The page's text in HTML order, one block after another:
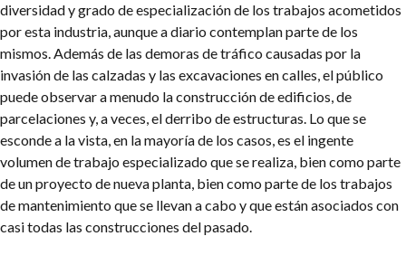
diversidad y grado de especialización de los trabajos acometidos
por esta industria, aunque a diario contemplan parte de los
mismos. Además de las demoras de tráfico causadas por la
invasión de las calzadas y las excavaciones en calles, el público
puede observar a menudo la construcción de edificios, de
parcelaciones y, a veces, el derribo de estructuras. Lo que se
esconde a la vista, en la mayoría de los casos, es el ingente
volumen de trabajo especializado que se realiza, bien como parte
de un proyecto de nueva planta, bien como parte de los trabajos
de mantenimiento que se llevan a cabo y que están asociados con
casi todas las construcciones del pasado.